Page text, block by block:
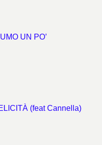
UN PO’
(feat Cannella)